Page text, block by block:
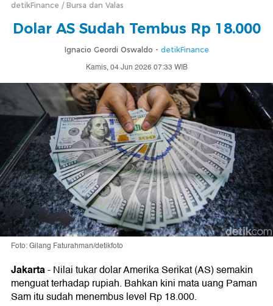
detikFinance Bursa dan Valas
Dolar AS Sudah Tembus Rp 18.000
Ignacio Geordi Oswaldo - detikFinance
Kamis, 04 Jun 2026 07:33 WIB
Foto: Gilang Faturahman/detikfoto
Jakarta-Nilai tukar dolar Amerika Serikat (AS) semakin
menguat terhadap rupiah. Bahkan kini mata uang Paman
Sam itu sudah menembus level Rp 18.000.